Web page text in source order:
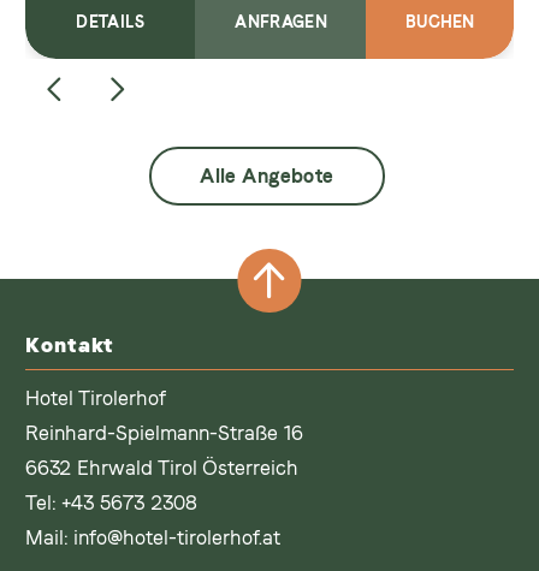
DETAILS BUCHEN
ANFRAGEN
Alle Angebote
Kontakt
Hotel Tirolerhof
Reinhard-Spielmann-Straße 16
6632 Ehrwald Tirol Österreich
Tel:+43 5673 2308
Mail: info@hotel-tirolerhof.at